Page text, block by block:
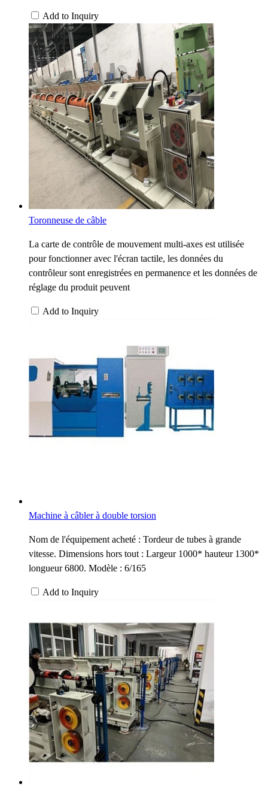
Add to Inquiry
Toronneuse de câble
La carte de contrôle de mouvement multi-axes est utilisée
pour fonctionner avec l'écran tactile, les données du
contrôleur sont enregistrées en permanence et les données de
réglage du produit peuvent
Add to Inquiry
Machine à câbler à double torsion
Nom de l'équipement acheté : Tordeur de tubes à grande
vitesse. Dimensions hors tout : Largeur 1000* hauteur 1300*
longueur 6800. Modèle : 6/165
Add to Inquiry